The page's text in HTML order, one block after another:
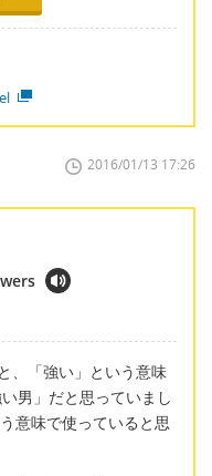
2016/01/13 17:26
、「強い」という意味
男」だと思っていまし
意味で使っていると思